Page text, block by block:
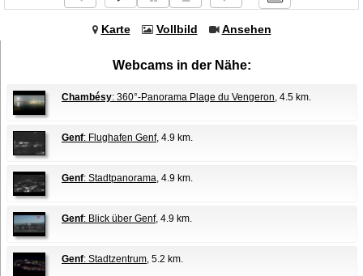
Karte Vollbild Ansehen
Webcams in der Nähe:
Chambésy: 360°-Panorama Plage du Vengeron, 4.5 km.
Genf: Flughafen Genf, 4.9 km.
Genf: Stadtpanorama, 4.9 km.
Genf: Blick über Genf, 4.9 km.
Genf: Stadtzentrum, 5.2 km.